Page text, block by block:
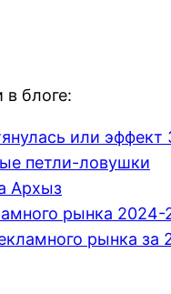
блоге:
или эффект
петли-ловушки
Архыз
рынка 2024-
рынка за